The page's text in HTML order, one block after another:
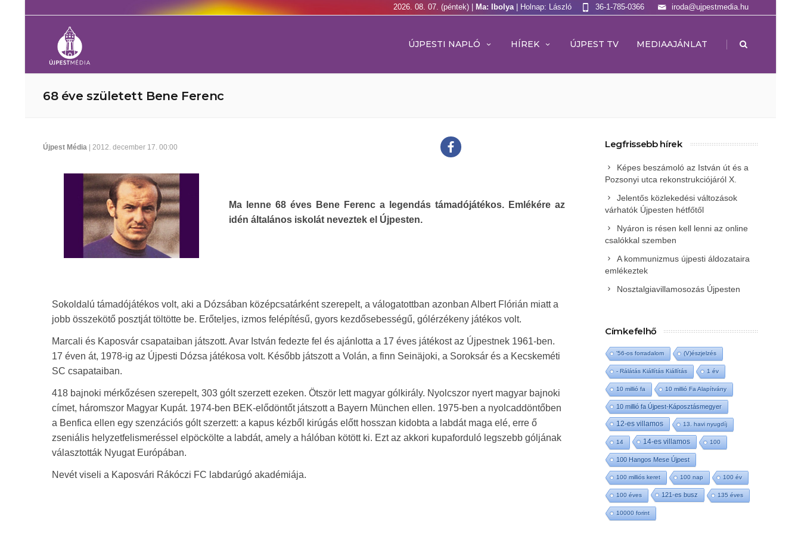
2026. 08. 07. (péntek) | Ma: Ibolya | Holnap: László iroda@ujpestmedia.hu
36-1-785-0366
ÚJPESTI NAPLÓ HÍREK ÚJPEST TV MEDIAAJÁNLAT |
68 éve született Bene Ferenc
Újpest Média | 2012. december 17. 00:00
Ma lenne 68 éves Bene Ferenc a legendás támadójátékos. Emlékére az
idén általános iskolát neveztek el Újpesten.
Sokoldalú támadójátékos volt, aki a Dózsában középcsatárként szerepelt, a válogatottban azonban Albert Flórián miatt a
jobb összekötő posztját töltötte be. Erőteljes, izmos felépítésű, gyors kezdősebességű, gólérzékeny játékos volt.
Marcali és Kaposvár csapataiban játszott. Avar István fedezte fel és ajánlotta a 17 éves játékost az Újpestnek 1961-ben.
17 éven át, 1978-ig az Újpesti Dózsa játékosa volt. Később játszott a Volán, a finn Seinäjoki, a Soroksár és a Kecskeméti
SC csapataiban.
418 bajnoki mérkőzésen szerepelt, 303 gólt szerzett ezeken. Ötször lett magyar gólkirály. Nyolcszor nyert magyar bajnoki
címet, háromszor Magyar Kupát. 1974-ben BEK-elődöntőt játszott a Bayern München ellen. 1975-ben a nyolcaddöntőben
a Benfica ellen egy szenzációs gólt szerzett: a kapus kézből kirúgás előtt hosszan kidobta a labdát maga elé, erre ő
zseniális helyzetfelismeréssel elpöckölte a labdát, amely a hálóban kötött ki. Ezt az akkori kupaforduló legszebb góljának
választották Nyugat Európában.
Nevét viseli a Kaposvári Rákóczi FC labdarúgó akadémiája.
Legfrissebb hírek
Képes beszámoló az István út és a
Pozsonyi utca rekonstrukciójáról X.
Jelentős közlekedési változások
várhatók Újpesten hétfőtől
Nyáron is résen kell lenni az online
csalókkal szemben
A kommunizmus újpesti áldozataira
emlékeztek
Nosztalgiavillamosozás Újpesten
Címkefelhő
'56-os forradalom (V)észjelzés
- Rálátás Kiállítás Kiállítás 1 év
10 millió fa 10 millió Fa Alapítvány
10 millió fa Újpest-Káposztásmegyer
12-es villamos 13. havi nyugdíj
14 14-es villamos 100
100 Hangos Mese Újpest
100 milliós keret 100 nap 100 év
100 éves 121-es busz 135 éves
10000 forint